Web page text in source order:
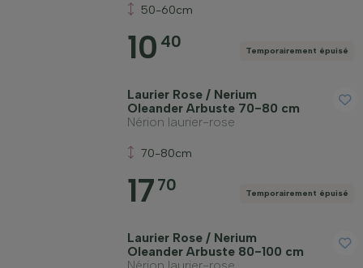
50-60cm
10 40 Temporairement épuisé
Laurier Rose / Nerium
Oleander Arbuste 70-80 cm
Nérion laurier-rose
70-80cm
17 70 Temporairement épuisé
Laurier Rose / Nerium
Oleander Arbuste 80-100 cm
Nérion laurier-rose